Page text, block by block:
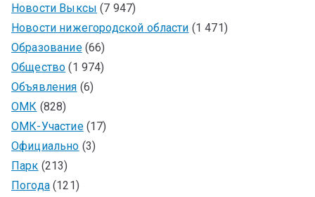
Новости Выксы (7 947)
Новости нижегородской области (1 471)
Образование(66)
Общество (1 974)
Объявления (6)
ОМК (828)
ОМК-Участие(17)
Официально (3)
Парк (213)
Погода(121)